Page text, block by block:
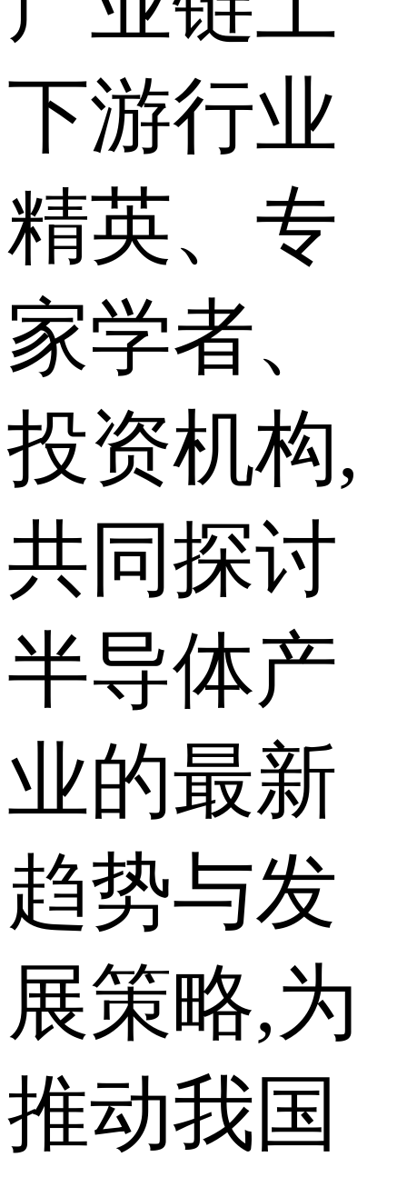
下游行业
精英、专
家学者、
投资机构,
共同探讨
半导体产
业的最新
趋势与发
展策略,为
推动我国